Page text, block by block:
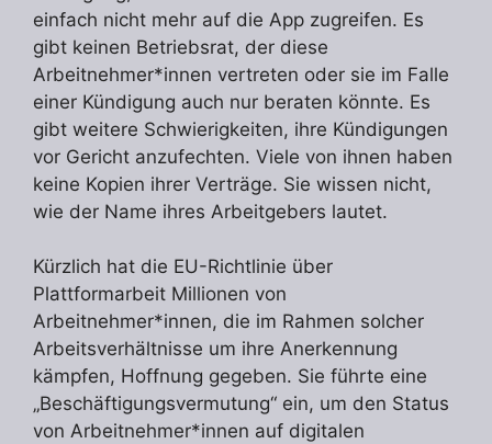
einfach nicht mehr auf die App zugreifen. Es
gibt keinen Betriebsrat, der diese
Arbeitnehmer*innen vertreten oder sie im Falle
einer Kündigung auch nur beraten könnte. Es
gibt weitere Schwierigkeiten, ihre Kündigungen
vor Gericht anzufechten. Viele von ihnen haben
keine Kopien ihrer Verträge. Sie wissen nicht,
wie der Name ihres Arbeitgebers lautet.
Kürzlich hat die EU-Richtlinie über
Plattformarbeit Millionen von
Arbeitnehmer*innen, die im Rahmen solcher
Arbeitsverhältnisse um ihre Anerkennung
kämpfen, Hoffnung gegeben. Sie führte eine
„Beschäftigungsvermutung“ ein, um den Status
von Arbeitnehmer*innen auf digitalen